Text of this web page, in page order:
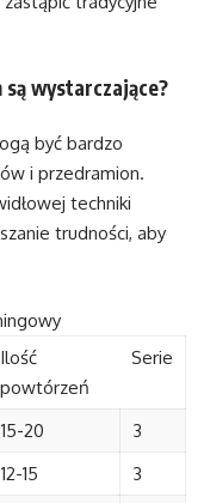
są wystarczające?
być bardzo
i przedramion.
techniki
trudności, aby
Ilość
powtórzeń
Serie
15-20
3
12-15
3